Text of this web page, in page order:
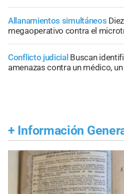
Allanamientos simultáneos
megaoperativo contra el
Conflicto judicial Buscan
amenazas contra un médico,
+ Información